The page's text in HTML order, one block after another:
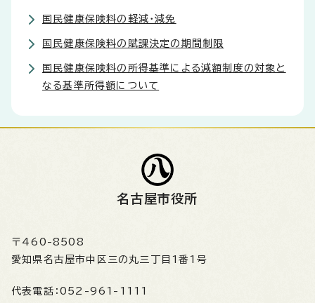
国民健康保険料の軽減・減免
国民健康保険料の賦課決定の期間制限
国民健康保険料の所得基準による減額制度の対象と
なる基準所得額について
名古屋市役所
〒460-8508
愛知県名古屋市中区三の丸三丁目1番1号
代表電話： 052-961-1111